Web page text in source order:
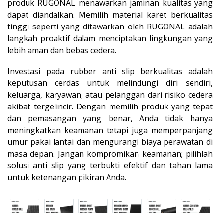
produk RUGONAL menawarkan jaminan kualitas yang
dapat diandalkan. Memilih material karet berkualitas
tinggi seperti yang ditawarkan oleh RUGONAL adalah
langkah proaktif dalam menciptakan lingkungan yang
lebih aman dan bebas cedera.
Investasi pada rubber anti slip berkualitas adalah
keputusan cerdas untuk melindungi diri sendiri,
keluarga, karyawan, atau pelanggan dari risiko cedera
akibat tergelincir. Dengan memilih produk yang tepat
dan pemasangan yang benar, Anda tidak hanya
meningkatkan keamanan tetapi juga memperpanjang
umur pakai lantai dan mengurangi biaya perawatan di
masa depan. Jangan kompromikan keamanan; pilihlah
solusi anti slip yang terbukti efektif dan tahan lama
untuk ketenangan pikiran Anda.